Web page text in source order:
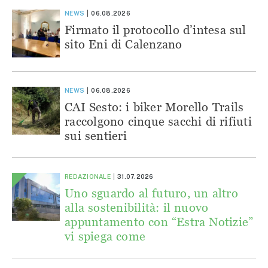
NEWS 06.08.2026
Firmato il protocollo d’intesa sul
sito Eni di Calenzano
NEWS 06.08.2026
CAI Sesto: i biker Morello Trails
raccolgono cinque sacchi di rifiuti
sui sentieri
REDAZIONALE 31.07.2026
Uno sguardo al futuro, un altro
alla sostenibilità: il nuovo
appuntamento con “Estra Notizie”
vi spiega come